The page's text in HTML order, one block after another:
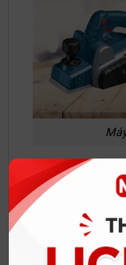
Máy bào
năng ưu việt,
chuyên nghiệp